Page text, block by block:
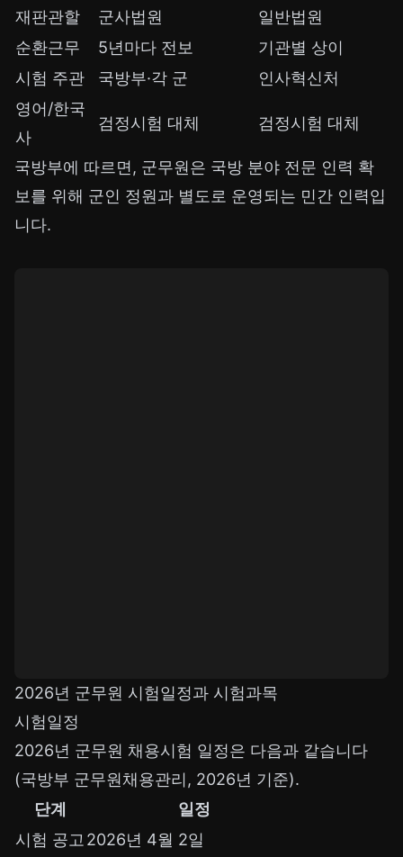
재판관할 군사법원
일반법원
순환근무
5년마다 전보
기관별 상이
시험 주관
국방부·각 군
인사혁신처
영어/한국
사
검정시험 대체 검정시험 대체
국방부에 따르면, 군무원은 국방 분야 전문 인력 확
보를 위해 군인 정원과 별도로 운영되는 민간 인력입
니다.
2026년 군무원 시험일정과 시험과목
시험일정
2026년 군무원 채용시험 일정은 다음과 같습니다
(국방부 군무원채용관리, 2026년 기준).
단계
일정
시험 공고2026년 4월 2일